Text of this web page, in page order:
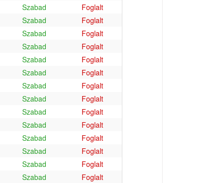
Szabad
Foglalt
Szabad
Foglalt
Szabad
Foglalt
Szabad
Foglalt
Szabad
Foglalt
Szabad
Foglalt
Szabad
Foglalt
Szabad
Foglalt
Szabad
Foglalt
Szabad
Foglalt
Szabad
Foglalt
Szabad
Foglalt
Szabad
Foglalt
Szabad
Foglalt